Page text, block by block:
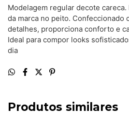
Modelagem regular decote
da marca no peito. Confeccionado
detalhes, proporciona conforto e
Ideal para compor looks
dia
Produtos similares